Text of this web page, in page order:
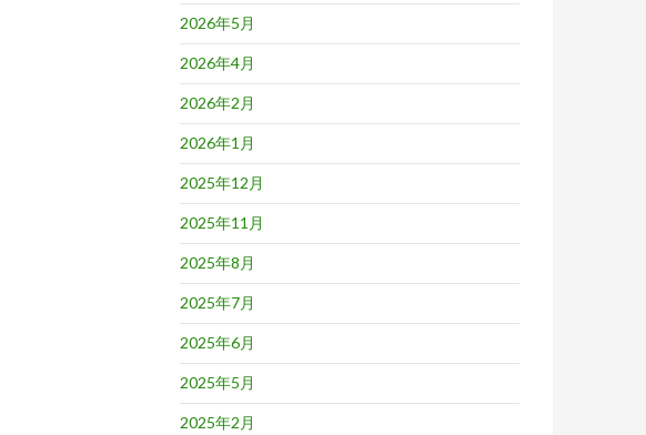
2026年5月
2026年4月
2026年2月
2026年1月
2025年12月
2025年11月
2025年8月
2025年7月
2025年6月
2025年5月
2025年2月